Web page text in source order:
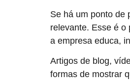
Se há um ponto de
relevante. Esse é o
a empresa educa,
Artigos de blog,
formas de mostrar